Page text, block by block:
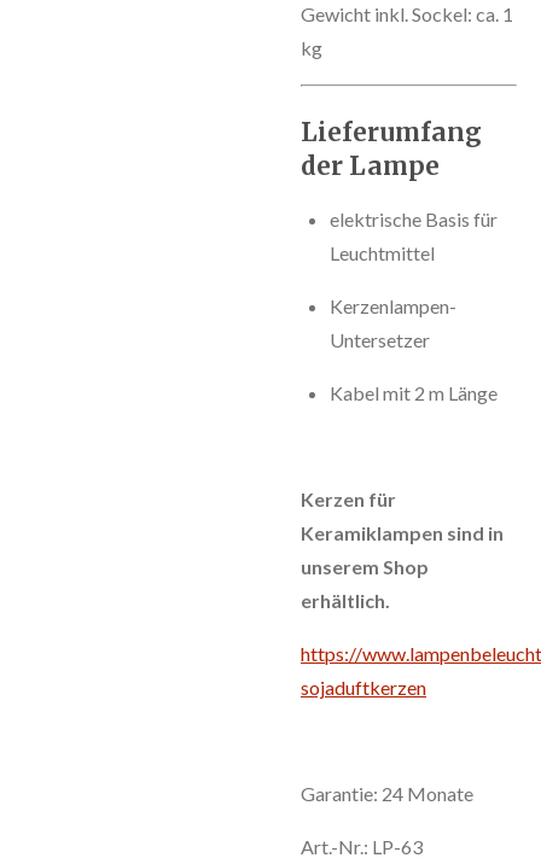
Gewicht inkl. Sockel: ca. 1
kg
Lieferumfang
der Lampe
elektrische Basis für
Leuchtmittel
Kerzenlampen-
Untersetzer
Kabel mit 2 m Länge
Kerzen für
Keramiklampen sind in
unserem Shop
erhältlich.
https://
sojaduftkerzen
Garantie: 24 Monate
Art.-Nr.: LP-63